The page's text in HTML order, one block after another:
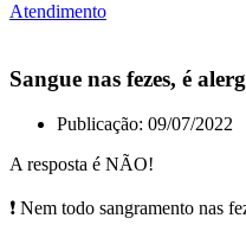
Atendimento
Sangue nas fezes, é
Publicação: 09/07/2022
A resposta é NÃO!
❗ Nem todo sangramento nas